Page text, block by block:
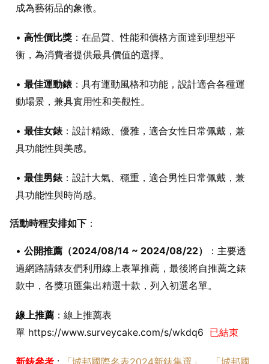
成為藝術品的象徵。
• 高性價比獎 ：在品質、性能和價格方面達到理想平
衡，為消費者提供最具價值的選擇。
• 最佳運動錶 ：具有運動風格和功能，設計適合各種運
動場景，兼具實用性和美觀性。
• 最佳女錶 ：設計精緻、優雅，適合女性日常佩戴，兼
具功能性與美感。
• 最佳男錶 ：設計大氣、穩重，適合男性日常佩戴，兼
具功能性與時尚感。
活動時程安排如下 ：
• 公開推薦（2024/08/14 ~ 2024/08/22）
：主要透
過網路請錶友們利用線上表單推薦，最後將自推薦之錶
款中，各獎項匯集出精選十款，列入初選名單。
線上推薦 ：線上推薦表
單 https://www.surveycake.com/s/wkdq6 已結束
新錶參考 : 「城邦國際名表2024新錶集選」
「城邦國